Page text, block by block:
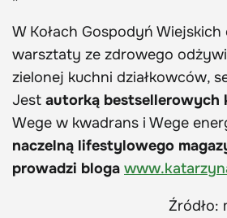
W Kołach Gospodyń
warsztaty ze zdrowego
zielonej kuchni działkowców,
Jest autorką bestsellerowych
Wege w kwadrans i Wege
naczelną lifestylowego
prowadzi bloga
Źródło: